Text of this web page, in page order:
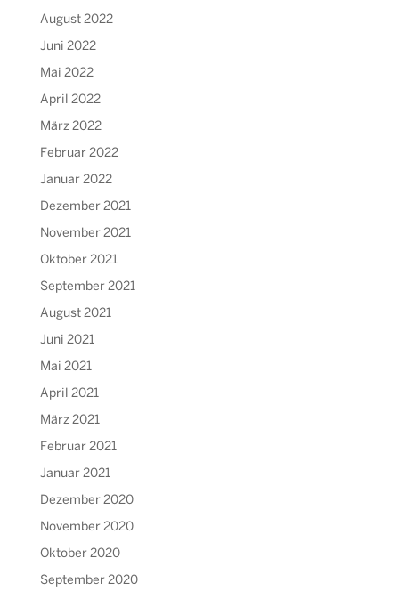
August 2022
Juni 2022
Mai 2022
April 2022
März 2022
Februar 2022
Januar 2022
Dezember 2021
November 2021
Oktober 2021
September 2021
August 2021
Juni 2021
Mai 2021
April 2021
März 2021
Februar 2021
Januar 2021
Dezember 2020
November 2020
Oktober 2020
September 2020